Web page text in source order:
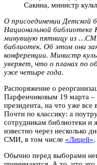
Сакина, министр
О присоединении Детской
Национальной библиотеке
минувшую пятницу из
библиотек. Об этом они
конференции. Министр
уверяет, что о планах по
уже четыре года.
Распоряжение о
Парфенчиковым 19 марта
президента, на что уже
Почти по классику: а
сотрудникам библиотеки и
известно через несколько
СМИ, в том числе «Лицей».
Обычно перед выборами